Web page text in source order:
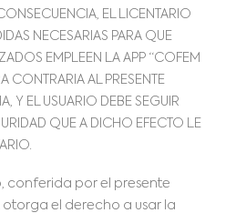
EL LICENTARIO
NECESARIAS PARA QUE
EMPLEEN LA APP “COFEM
CONTRARIA AL PRESENTE
Y EL USUARIO DEBE SEGUIR
QUE A DICHO EFECTO LE
conferida por el presente
otorga el derecho a usar la